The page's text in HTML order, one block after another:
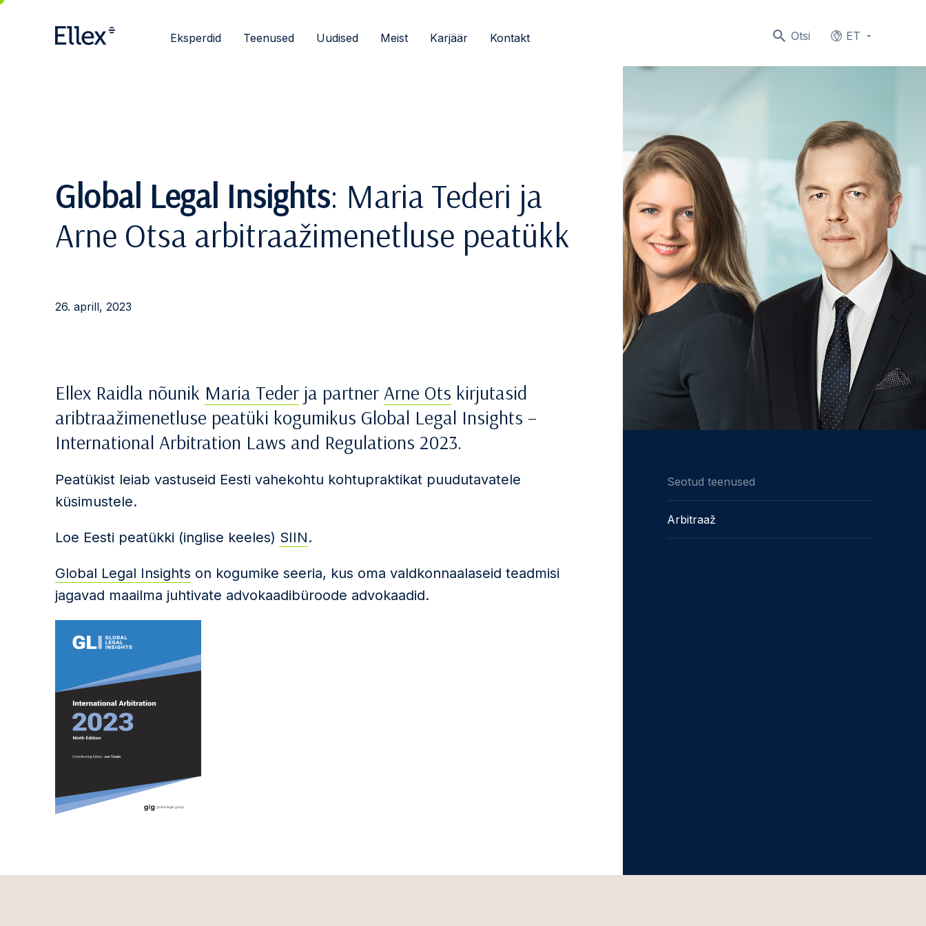
Otsi ET
Eksperdid Teenused Uudised Meist Karjäär Kontakt
Global Legal Insights: Maria Tederi ja
Arne Otsa arbitraažimenetluse peatükk
26. aprill, 2023
Ellex Raidla nõunik Maria Teder ja partner Arne Ots kirjutasid
aribtraažimenetluse peatüki kogumikus Global Legal Insights –
International Arbitration Laws and Regulations 2023.
Peatükist leiab vastuseid Eesti vahekohtu kohtupraktikat puudutavatele
küsimustele.
Loe Eesti peatükki (inglise keeles) SIIN.
Global Legal Insights on kogumike seeria, kus oma valdkonnaalaseid teadmisi
jagavad maailma juhtivate advokaadibüroode advokaadid.
Seotud teenused
Arbitraaž